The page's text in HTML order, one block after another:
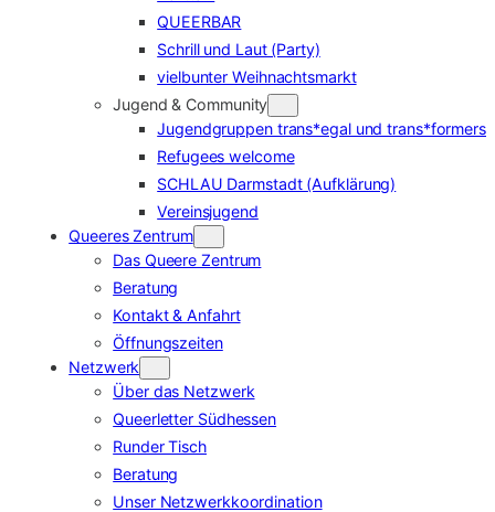
QUEERBAR
Schrill und Laut (Party)
vielbunter Weihnachtsmarkt
Jugend & Community
Jugendgruppen trans*egal und trans*formers
Refugees welcome
SCHLAU Darmstadt (Aufklärung)
Vereinsjugend
Queeres Zentrum
Das Queere Zentrum
Beratung
Kontakt & Anfahrt
Öffnungszeiten
Netzwerk
Über das Netzwerk
Queerletter Südhessen
Runder Tisch
Beratung
Unser Netzwerkkoordination